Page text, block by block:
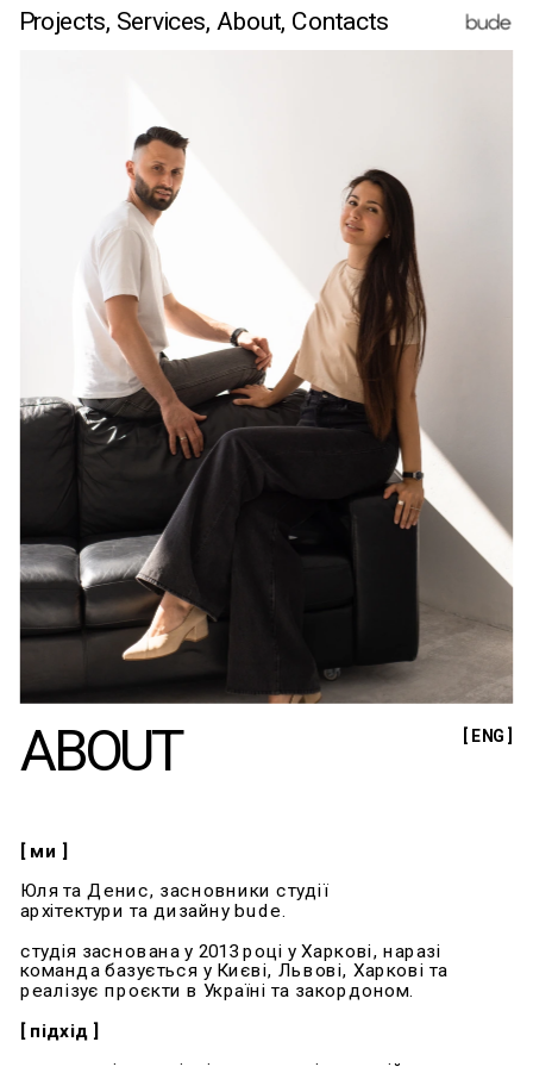
Projects, Services, About, Contacts
ABOUT [ ENG ]
[ ми ]
Юля та Денис, засновники студії
архітектури та дизайну budе.
студія заснована у 2013 році у Харкові, наразі
команда базується у Києві, Львові, Харкові та
реалізує проєкти в Україні та закордоном.
[ підхід ]